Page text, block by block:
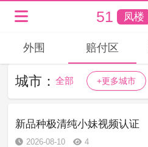
51 凤楼
外围 赔付区
城市：全部 +更多城市
新品种极清纯小妹视频认证
2026-08-10 4